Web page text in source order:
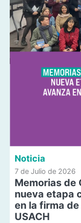
Noticia
7 de Julio de 2026
Memorias de
nueva etapa
en la firma
USACH